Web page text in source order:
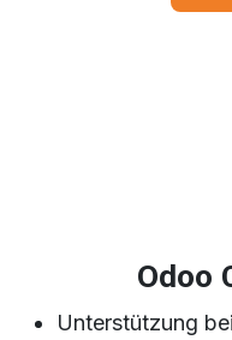
Odoo
Unterstützung